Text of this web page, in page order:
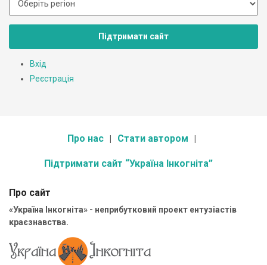
Підтримати сайт
Вхід
Реєстрація
Про нас Стати автором
Підтримати сайт “Україна Інкогніта”
Про сайт
«Україна Інкогніта» - неприбутковий проект ентузіастів
краєзнавства.